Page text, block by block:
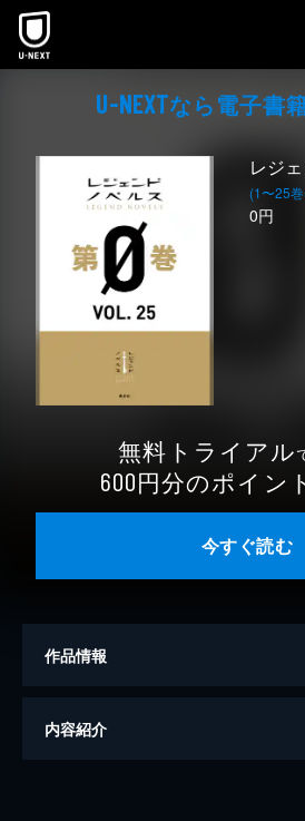
本文へスキップ
U-NEXTなら電⼦書
レジ
(1〜25
0円
無料トライアル
600円分のポイン
今すぐ読む
作品情報
著者
内容紹介